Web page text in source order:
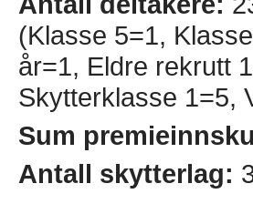
(Klasse 5=1,
år=1, Eldre rekrutt
Skytterklasse 1=5,
Sum
Antall skytterlag: